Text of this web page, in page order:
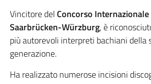
Vincitore del Concorso Internazionale
Saarbrücken-Würzburg, è
più autorevoli interpreti bachiani della
generazione.
Ha realizzato numerose incisioni